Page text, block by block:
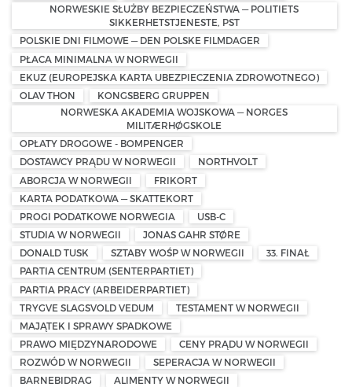
NORWESKIE SŁUŻBY BEZPIECZEŃSTWA — POLITIETS
SIKKERHETSTJENESTE, PST
POLSKIE DNI FILMOWE — DEN POLSKE FILMDAGER
PŁACA MINIMALNA W NORWEGII
EKUZ (EUROPEJSKA KARTA UBEZPIECZENIA ZDROWOTNEGO)
OLAV THON
KONGSBERG GRUPPEN
NORWESKA AKADEMIA WOJSKOWA — NORGES
MILITÆRHØGSKOLE
OPŁATY DROGOWE - BOMPENGER
DOSTAWCY PRĄDU W NORWEGII
NORTHVOLT
ABORCJA W NORWEGII
FRIKORT
KARTA PODATKOWA — SKATTEKORT
PROGI PODATKOWE NORWEGIA
USB-C
STUDIA W NORWEGII
JONAS GAHR STØRE
DONALD TUSK
SZTABY WOŚP W NORWEGII
33. FINAŁ
PARTIA CENTRUM (SENTERPARTIET)
PARTIA PRACY (ARBEIDERPARTIET)
TRYGVE SLAGSVOLD VEDUM
TESTAMENT W NORWEGII
MAJĄTEK I SPRAWY SPADKOWE
PRAWO MIĘDZYNARODOWE
CENY PRĄDU W NORWEGII
ROZWÓD W NORWEGII
SEPERACJA W NORWEGII
BARNEBIDRAG
ALIMENTY W NORWEGII